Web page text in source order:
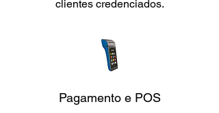
clientes credenciados.
Pagamento e POS